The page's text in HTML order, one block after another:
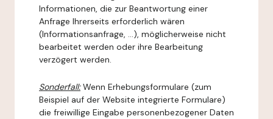
Informationen, die zur Beantwortung einer
Anfrage Ihrerseits erforderlich wären
(Informationsanfrage, ...), möglicherweise nicht
bearbeitet werden oder ihre Bearbeitung
verzögert werden.
Sonderfall:Wenn Erhebungsformulare (zum
Beispiel auf der Website integrierte Formulare)
die freiwillige Eingabe personenbezogener Daten